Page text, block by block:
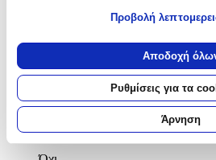
Να συλλέξουμε πληροφορίες
σας τοποθεσία, οι οποίες μπορεί να
απόσταση μερικών μέτρων
Να αναγνωρίσουμε τη
για συγκεκριμένα
Μάθετε περισσότερα σχετικά με τον
Προβολή
Αποδοχή
Ρυθμίσεις για τα
Άρνηση
με Πέτρες:
Ναι
Γάμου: